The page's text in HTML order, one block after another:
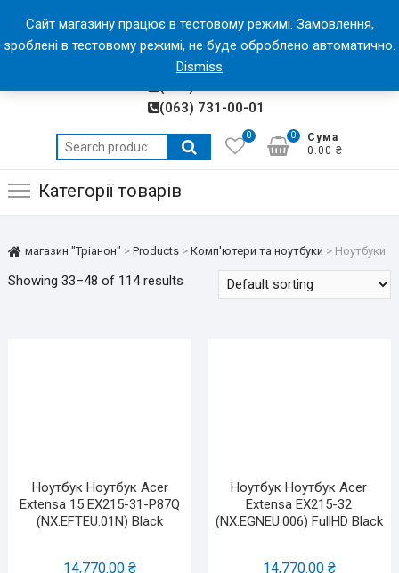
content
магазин "Тріанон"
МАГАЗИН ЕЛЕКТРОНІКИ "ТРІАНОН"
(050) 318-13-28
(063) 731-00-01
Search
for:
0
Сума
0.00 ₴
0
Категорії товарів
магазин "Тріанон" > Products> Комп'ютери та ноутбуки > Ноутбуки
Showing 33–48 of 114 results
Ноутбук Ноутбук Acer
Extensa 15 EX215-31-P87Q
(NX.EFTEU.01N) Black
14,770.00₴
Ноутбук Ноутбук Acer
Extensa EX215-32
(NX.EGNEU.006) FullHD Black
14,770.00 ₴
Сайт магазину працює в тестовому режимі. Замовлення,
зроблені в тестовому режимі, не буде оброблено автоматично.
Dismiss